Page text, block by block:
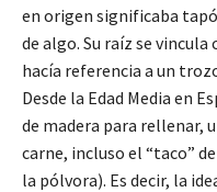
en origen significaba
de algo. Su raíz se
hacía referencia a un
Desde la Edad Media en
de madera para rellenar,
carne, incluso el “taco”
la pólvora). Es decir, la